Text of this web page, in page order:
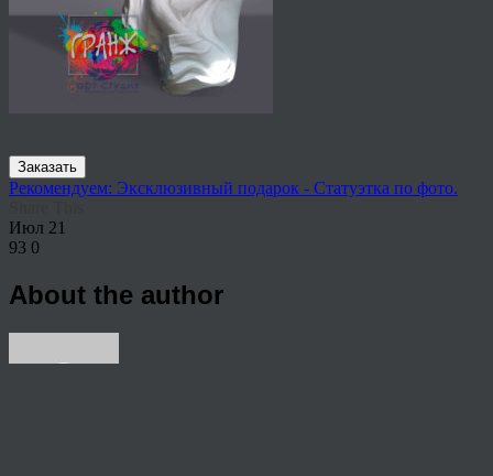
Заказать
Рекомендуем: Эксклюзивный подарок - Статуэтка по фото.
Июл 21
93 0
About the author